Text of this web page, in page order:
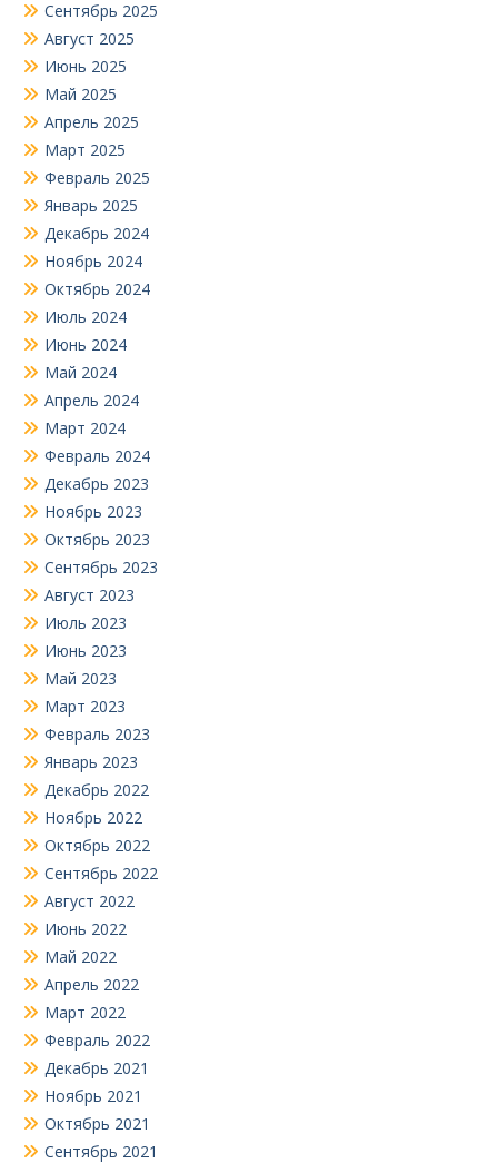
Сентябрь 2025
Август 2025
Июнь 2025
Май 2025
Апрель 2025
Март 2025
Февраль 2025
Январь 2025
Декабрь 2024
Ноябрь 2024
Октябрь 2024
Июль 2024
Июнь 2024
Май 2024
Апрель 2024
Март 2024
Февраль 2024
Декабрь 2023
Ноябрь 2023
Октябрь 2023
Сентябрь 2023
Август 2023
Июль 2023
Июнь 2023
Май 2023
Март 2023
Февраль 2023
Январь 2023
Декабрь 2022
Ноябрь 2022
Октябрь 2022
Сентябрь 2022
Август 2022
Июнь 2022
Май 2022
Апрель 2022
Март 2022
Февраль 2022
Декабрь 2021
Ноябрь 2021
Октябрь 2021
Сентябрь 2021